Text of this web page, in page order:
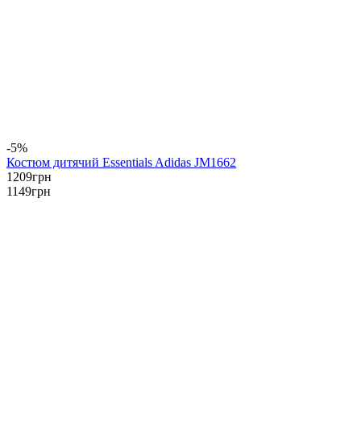
-5%
Костюм дитячий Essentials Adidas JM1662
1209грн
1149грн